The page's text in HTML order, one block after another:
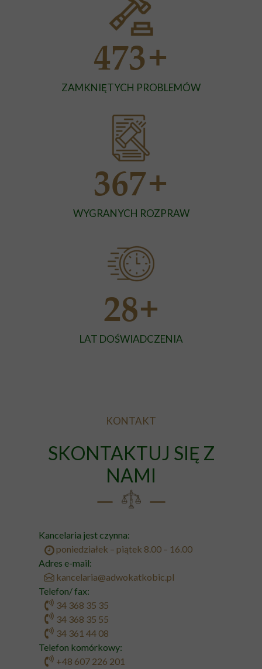
Kancelaria jest czynna:
poniedziałek – piątek 8.00 – 16.00
Adres e-mail:
kancelaria@adwokatkobic.pl
Telefon/ fax:
34 368 35 35
34 368 35 55
34 361 44 08
Telefon komórkowy:
+48 607 226 201
SKONTAKTUJ SIĘ Z
NAMI
KONTAKT
LAT DOŚWIADCZENIA
+
28
WYGRANYCH ROZPRAW
+
367
ZAMKNIĘTYCH PROBLEMÓW
+
473